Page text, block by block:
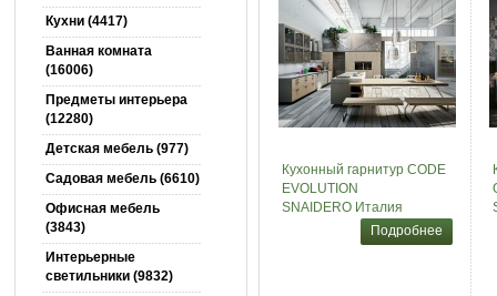
Кухни (4417)
Ванная комната
(16006)
Предметы интерьера
(12280)
Детская мебель (977)
Садовая мебель (6610)
Офисная мебель
(3843)
Интерьерные
светильники (9832)
Кухонный гарнитур CODE
EVOLUTION
SNAIDERO Италия
Подробнее